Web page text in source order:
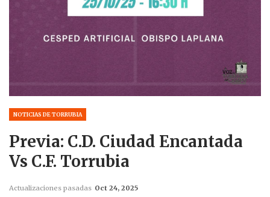
NOTICIAS DE TORRUBIA
Previa: C.D. Ciudad Encantada
Vs C.F. Torrubia
Actualizaciones pasadas Oct 24, 2025